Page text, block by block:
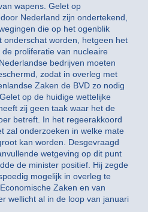
wapens. Gelet op
Nederland zijn ondertekend,
die op het ogenblik
onderschat worden, hetgeen het
proliferatie van nucleaire
bedrijven moeten
zodat in overleg met
Zaken de BVD zo nodig
op de huidige wettelijke
zij geen taak waar het de
betreft. In het regeerakkoord
zal onderzoeken in welke mate
kan worden. Desgevraagd
wetgeving op dit punt
de minister positief. Hij zegde
mogelijk in overleg te
Zaken en van
wellicht al in de loop van januari